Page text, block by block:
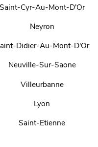
Saint-Cyr-Au-Mont-D'Or
Neyron
Didier-Au-Mont-D'Or
Neuville-Sur-Saone
Villeurbanne
Lyon
Saint-Etienne